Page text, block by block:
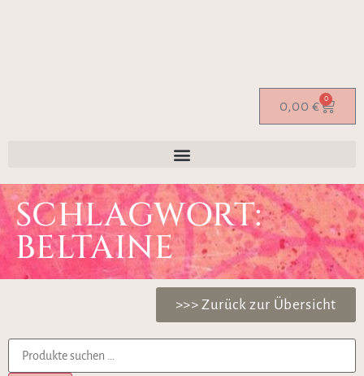
0,00 € 0
SCHLAGWORT:
BELTAINE
>>> Zurück zur Übersicht